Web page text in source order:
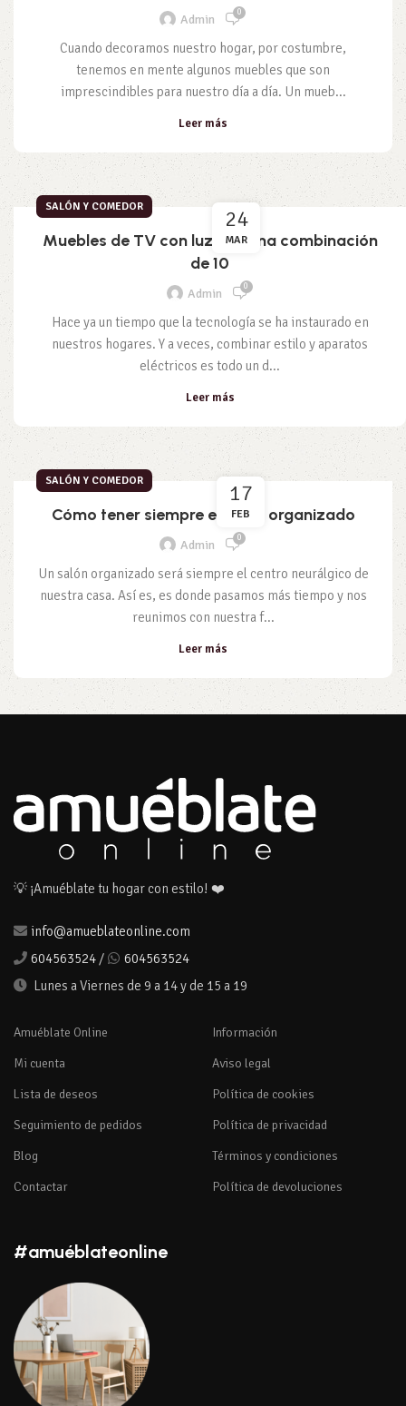
Admin 0
Cuando decoramos nuestro hogar, por costumbre,
tenemos en mente algunos muebles que son
imprescindibles para nuestro día a día. Un mueb...
Leer más
24
MAR
SALÓN Y COMEDOR
Muebles de TV con luz led: Una combinación
de 10
Admin 0
Hace ya un tiempo que la tecnología se ha instaurado en
nuestros hogares. Y a veces, combinar estilo y aparatos
eléctricos es todo un d...
Leer más
17
FEB
SALÓN Y COMEDOR
Cómo tener siempre el salón organizado
Admin 0
Un salón organizado será siempre el centro neurálgico de
nuestra casa. Así es, es donde pasamos más tiempo y nos
reunimos con nuestra f...
Leer más
💡 ¡Amuéblate tu hogar con estilo! ❤️
info@amueblateonline.com
604563524 /
604563524
Lunes a Viernes de 9 a 14 y de 15 a 19
Amuéblate Online
Mi cuenta
Lista de deseos
Seguimiento de pedidos
Blog
Contactar
Información
Aviso legal
Política de cookies
Política de privacidad
Términos y condiciones
Política de devoluciones
#amuéblateonline